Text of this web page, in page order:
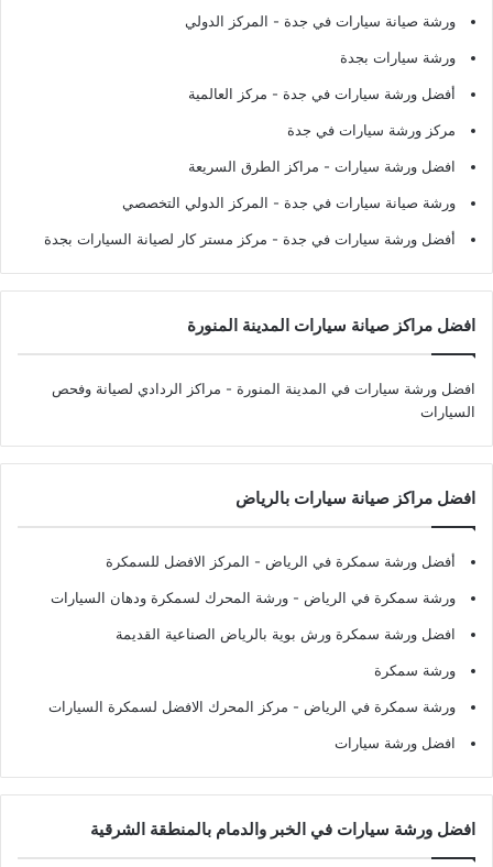
ورشة صيانة سيارات في جدة - المركز الدولي
ورشة سيارات بجدة
أفضل ورشة سيارات في جدة - مركز العالمية
مركز ورشة سيارات في جدة
افضل ورشة سيارات - مراكز الطرق السريعة
ورشة صيانة سيارات في جدة - المركز الدولي التخصصي
أفضل ورشة سيارات في جدة - مركز مستر كار لصيانة السيارات بجدة
افضل مراكز صيانة سيارات المدينة المنورة
افضل ورشة سيارات في المدينة المنورة - مراكز الردادي لصيانة وفحص
السيارات
افضل مراكز صيانة سيارات بالرياض
أفضل ورشة سمكرة في الرياض - المركز الافضل للسمكرة
ورشة سمكرة في الرياض - ورشة المحرك لسمكرة ودهان السيارات
افضل ورشة سمكرة ورش بوية بالرياض الصناعية القديمة
ورشة سمكرة
ورشة سمكرة في الرياض - مركز المحرك الافضل لسمكرة السيارات
افضل ورشة سيارات
افضل ورشة سيارات في الخبر والدمام بالمنطقة الشرقية